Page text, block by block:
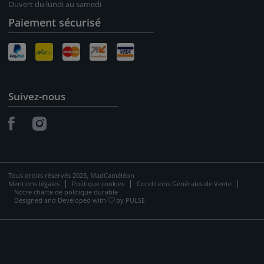
Ouvert du lundi au samedi
Paiement sécurisé
Suivez-nous
Tous droits réservés 2023, MadCaméléon
Mentions légales
Politique cookies
Conditions Générales de Vente
Notre charte de politique durable
Designed and Developed with
by PULSE